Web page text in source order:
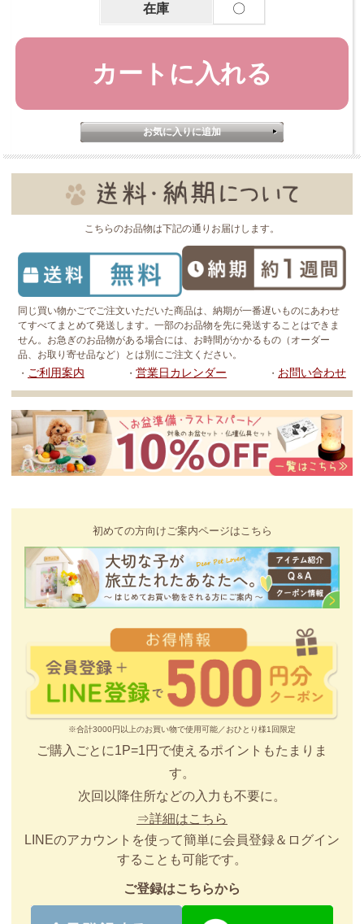
在庫 〇
こちらのお品物は下記の通りお届けします。
同じ買い物かごでご注文いただいた商品は、納期が一番遅いものにあわせ
てすべてまとめて発送します。一部のお品物を先に発送することはできま
せん。お急ぎのお品物がある場合には、お時間がかかるもの（オーダー
品、お取り寄せ品など）とは別にご注文ください。
・ ご利用案内 ・ 営業日カレンダー ・ お問い合わせ
初めての方向けご案内ページはこちら
※合計3000円以上のお買い物で使用可能／おひとり様1回限定
ご購入ごとに1P=1円で使えるポイントもたまりま
す。
次回以降住所などの入力も不要に。
⇒詳細はこちら
LINEのアカウントを使って簡単に会員登録＆ログイン
することも可能です。
ご登録はこちらから